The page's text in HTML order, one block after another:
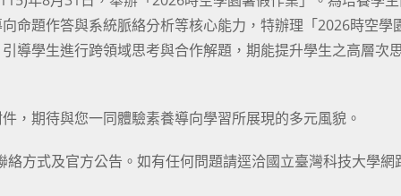
命題作答與系統脈絡分析等核心能力，特辦理「2026時空學
導學生進行跨領域思考與合作解題，期能提升學生之高層次
，期待與您一同體驗素養導向學習所展現的多元風貌。
方式及官方公告。如有任何問題請逕洽國立臺灣科技大學網